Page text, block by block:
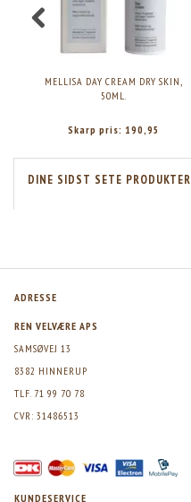
MELLISA DAY CREAM DRY SKIN,
50ML.
Skarp pris: 190,95
DINE SIDST SETE PRODUKTER
ADRESSE
REN VELVÆRE APS
SAMSØVEJ 13
8382 HINNERUP
TLF. 71 99 70 78
CVR: 31486513
KUNDESERVICE